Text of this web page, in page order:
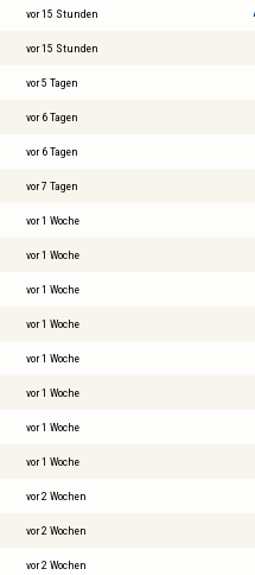
vor 15 Stunden
vor 15 Stunden
vor 5 Tagen
vor 6 Tagen
vor 6 Tagen
vor 7 Tagen
vor 1 Woche
vor 1 Woche
vor 1 Woche
vor 1 Woche
vor 1 Woche
vor 1 Woche
vor 1 Woche
vor 1 Woche
vor 2 Wochen
vor 2 Wochen
vor 2 Wochen